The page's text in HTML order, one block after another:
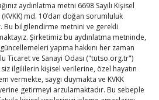
aydınlatma metni 6698 Sayılı Kişisel
md. 10’dan doğan sorumluluk
Bu bilgilendirme metnini ve gerekli
Şirketimiz bu aydınlatma metninde,
yapma hakkını her zaman
Ticaret ve Sanayi Odası ("tutso.org.tr")
ilgililerin kişisel verilerine, özel hayatın
vermekte, saygı duymakta ve KVKK
getirmeyi arzulamaktadır. Bu sebeple
Sanayi Odası’nın yeni